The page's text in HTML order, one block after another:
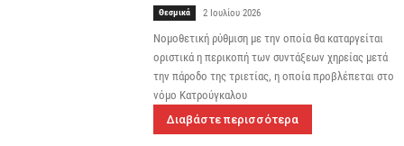
Θεσμικά 2 Ιουλίου 2026
Νομοθετική ρύθμιση με την οποία θα καταργείται
οριστικά η περικοπή των συντάξεων χηρείας μετά
την πάροδο της τριετίας, η οποία προβλέπεται στο
νόμο Κατρούγκαλου
Διαβάστε περισσότερα